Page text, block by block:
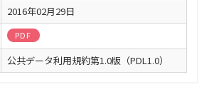
2016年02月29日
PDF
公共データ利用規約第1.0版（PDL1.0）